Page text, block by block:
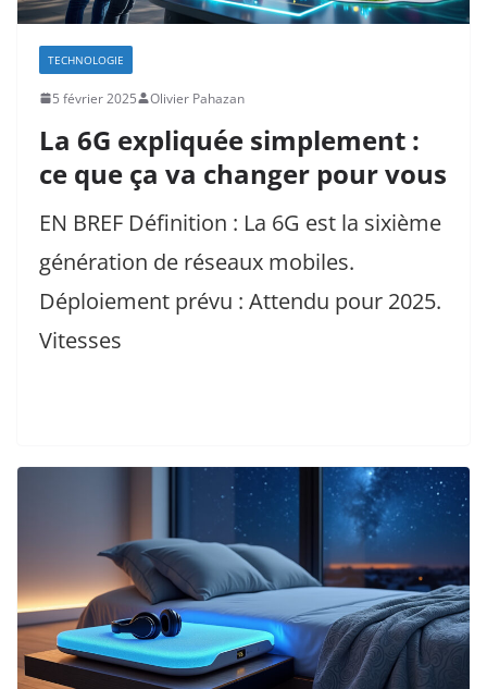
TECHNOLOGIE
5 février 2025 Olivier Pahazan
La 6G expliquée simplement :
ce que ça va changer pour vous
EN BREF Définition : La 6G est la sixième
génération de réseaux mobiles.
Déploiement prévu : Attendu pour 2025.
Vitesses